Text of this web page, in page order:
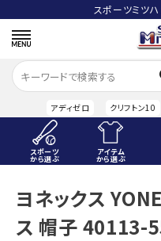
スポーツミツ
アディゼロ クリフトン10
スポーツ
から選ぶ
アイテム
から選ぶ
ACCOUNT MENU
ようこそ ゲスト 様
ヨネックス
ス 帽子 40113-